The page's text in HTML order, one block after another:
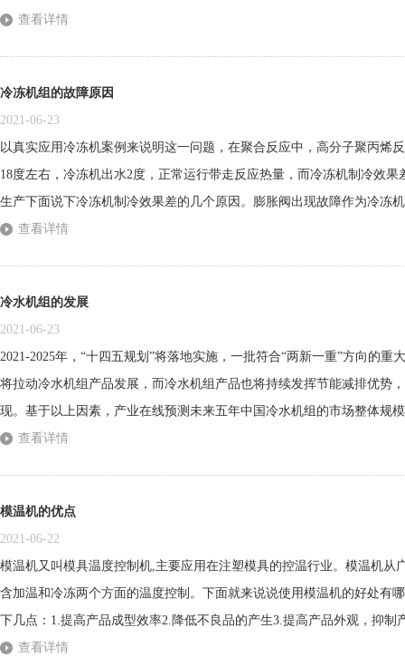
的样品的剩余含水量予以检测。在干燥时间明显缩短的情况下样品剩余
查看详情
冷冻机组的故障原因
2021-06-23
以真实应用冷冻机案例来说明这一问题，在聚合反应中，高分子聚丙烯
18度左右，冷冻机出水2度，正常运行带走反应热量，而冷冻机制冷效
生产下面说下冷冻机制冷效果差的几个原因。膨胀阀出现故障作为冷冻
太多，它实现冷凝压力到蒸发压力的压降，又同时兼顾控制雪种流量，
查看详情
冷水机组的发展
2021-06-23
2021-2025年，“十四五规划”将落地实施，一批符合“两新一重”方向的重
将拉动冷水机组产品发展，而冷水机组产品也将持续发挥节能减排优势
现。基于以上因素，产业在线预测未来五年中国冷水机组的市场整体规
减排、基建投资、强化经济内循环等大环境带来的发展机遇下，进一步
查看详情
模温机的优点
2021-06-22
模温机又叫模具温度控制机,主要应用在注塑模具的控温行业。模温机从
含加温和冷冻两个方面的温度控制。下面就来说说使用模温机的好处有
下几点：1.提高产品成型效率2.降低不良品的产生3.提高产品外观，抑制
耗，节约能源5.维持适当的模温，可减少模温低造成的冷隔，铸不起等
查看详情